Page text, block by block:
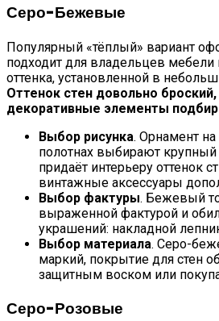
Серо-Бежевые
Популярный «тёплый» вариант
подходит для владельцев мебели
оттенка, установленной в
Оттенок стен довольно
декоративные элементы
Выбор рисунка. Орнамент
полотнах выбирают крупный
придаёт интерьеру оттенок
винтажные аксессуары
Выбор фактуры. Бежевый
выраженной фактурой и
украшений: накладной
Выбор материала. Серо-
маркий, покрытие для стен
защитным воском или
Серо-Розовые